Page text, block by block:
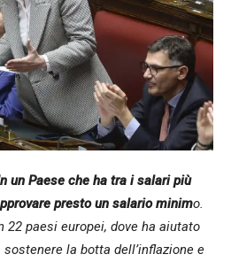
un Paese che ha tra i salari più
presto un salario minimo.
paesi europei, dove ha aiutato
la botta dell’inflazione e